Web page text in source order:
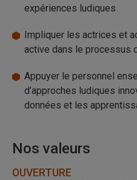
expériences ludiques
Impliquer les actrices et
active dans le processus
Appuyer le personnel
d’approches ludiques
données et les
Nos valeurs
OUVERTURE